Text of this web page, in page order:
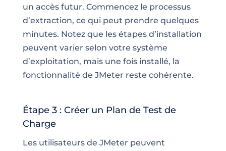
un accès futur. Commencez le processus
d’extraction, ce qui peut prendre quelques
minutes. Notez que les étapes d’installation
peuvent varier selon votre système
d’exploitation, mais une fois installé, la
fonctionnalité de JMeter reste cohérente.
Étape 3 : Créer un Plan de Test de
Charge
Les utilisateurs de JMeter peuvent